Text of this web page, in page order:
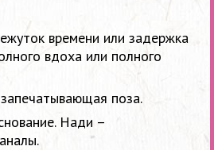
времени или задержка
вдоха или полного
поза.
Нади –